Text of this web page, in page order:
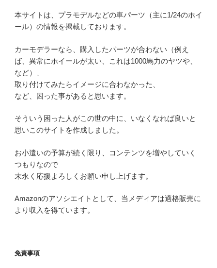
本サイトは、プラモデルなどの車パーツ（主に1/24のホイ
ール）の情報を掲載しております。
カーモデラーなら、購入したパーツが合わない（例え
ば、異常にホイールが太い、これは1000馬力のヤツや、
など）、
取り付けてみたらイメージに合わなかった、
など、困った事があると思います。
そういう困った人がこの世の中に、いなくなれば良いと
思いこのサイトを作成しました。
お小遣いの予算が続く限り、コンテンツを増やしていく
つもりなので
末永く応援よろしくお願い申し上げます。
Amazonのアソシエイトとして、当メディアは適格販売に
より収入を得ています。
免責事項